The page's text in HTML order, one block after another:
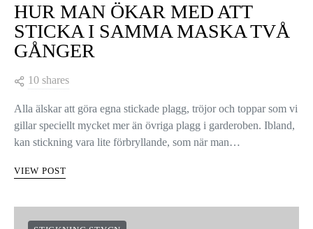
HUR MAN ÖKAR MED ATT
STICKA I SAMMA MASKA TVÅ
GÅNGER
10 shares
Alla älskar att göra egna stickade plagg, tröjor och toppar som vi
gillar speciellt mycket mer än övriga plagg i garderoben. Ibland,
kan stickning vara lite förbryllande, som när man…
VIEW POST